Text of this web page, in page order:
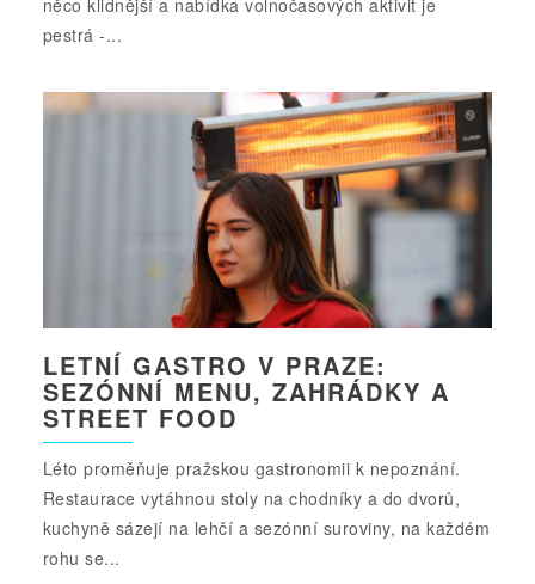
něco klidnější a nabídka volnočasových aktivit je
pestrá -...
LETNÍ GASTRO V PRAZE:
SEZÓNNÍ MENU, ZAHRÁDKY A
STREET FOOD
Léto proměňuje pražskou gastronomii k nepoznání.
Restaurace vytáhnou stoly na chodníky a do dvorů,
kuchyně sázejí na lehčí a sezónní suroviny, na každém
rohu se...